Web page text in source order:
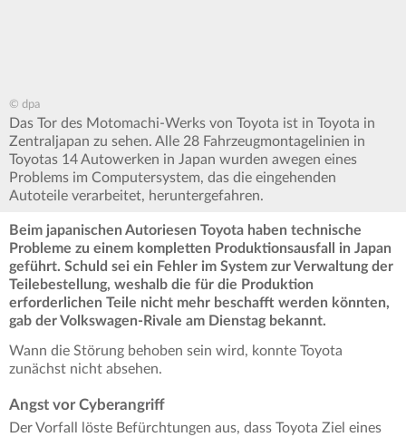
© dpa
Das Tor des Motomachi-Werks von Toyota ist in Toyota in
Zentraljapan zu sehen. Alle 28 Fahrzeugmontagelinien in
Toyotas 14 Autowerken in Japan wurden awegen eines
Problems im Computersystem, das die eingehenden
Autoteile verarbeitet, heruntergefahren.
Beim japanischen Autoriesen Toyota haben technische
Probleme zu einem kompletten Produktionsausfall in Japan
geführt. Schuld sei ein Fehler im System zur Verwaltung der
Teilebestellung, weshalb die für die Produktion
erforderlichen Teile nicht mehr beschafft werden könnten,
gab der Volkswagen-Rivale am Dienstag bekannt.
Wann die Störung behoben sein wird, konnte Toyota
zunächst nicht absehen.
Angst vor Cyberangriff
Der Vorfall löste Befürchtungen aus, dass Toyota Ziel eines